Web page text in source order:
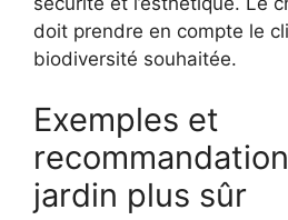
doit prendre en compte le
biodiversité souhaitée.
Exemples et
jardin plus sûr